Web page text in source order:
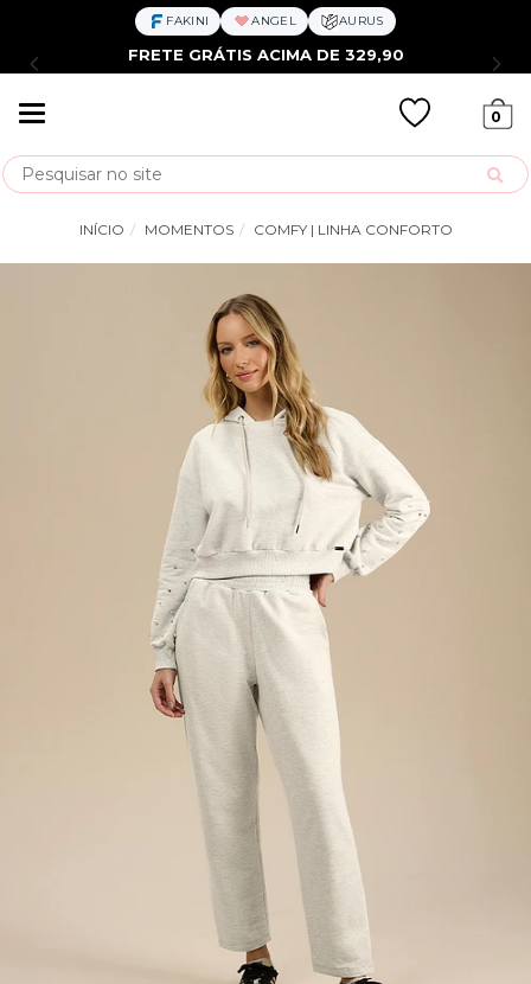
FAKINI ANGEL AURUS
FRETE GRÁTIS ACIMA DE 329,90
0
Busca
INÍCIO MOMENTOS COMFY | LINHA CONFORTO